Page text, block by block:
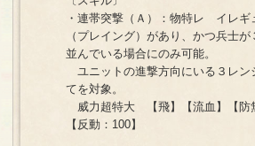
・連帯突撃（Ａ）：物特レ イレギ
（プレイング）があり、かつ兵士
並んでいる場合にのみ可能。
ユニットの進撃方向にいる３レン
てを対象。
威力超特大 【飛】【流血】【防
【反動：100】